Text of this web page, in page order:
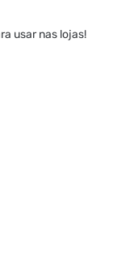
usar nas lojas!